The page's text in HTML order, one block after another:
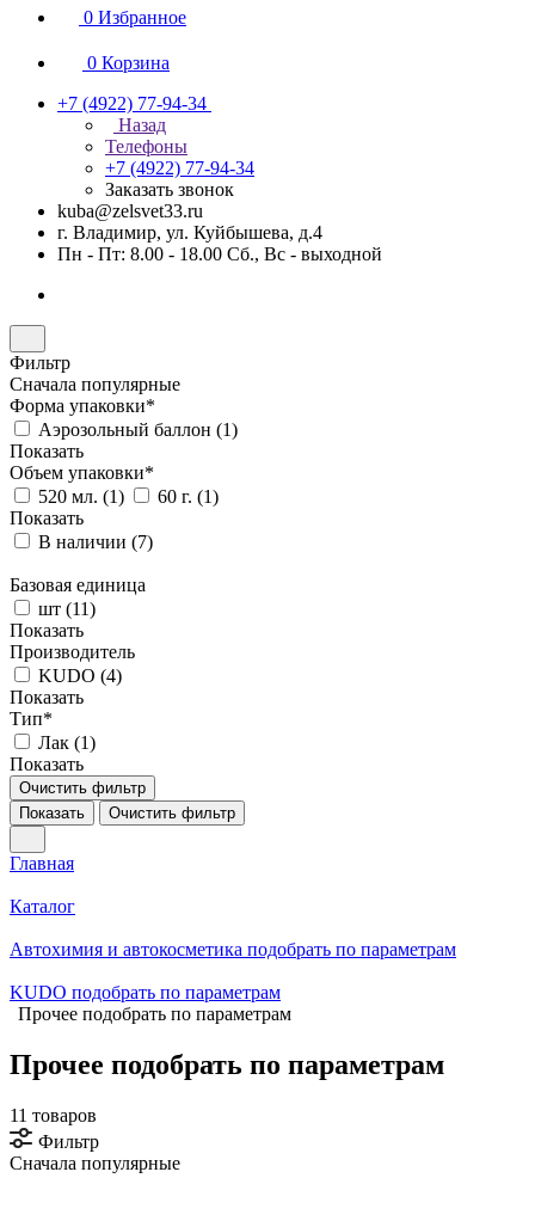
0 Избранное
0 Корзина
+7 (4922) 77-94-34
Назад
Телефоны
+7 (4922) 77-94-34
Заказать звонок
kuba@zelsvet33.ru
г. Владимир, ул. Куйбышева, д.4
Пн - Пт: 8.00 - 18.00 Сб., Вс - выходной
Фильтр
Сначала популярные
Форма упаковки*
Аэрозольный баллон (1)
Показать
Объем упаковки*
520 мл. (1) 60 г. (1)
Показать
В наличии (7)
Базовая единица
шт (11)
Показать
Производитель
KUDO (4)
Показать
Тип*
Лак (1)
Показать
Очистить фильтр
Показать
Очистить фильтр
Главная
Каталог
Автохимия и автокосметика подобрать по параметрам
KUDO подобрать по параметрам
Прочее подобрать по параметрам
Прочее подобрать по параметрам
11 товаров
Фильтр
Сначала популярные